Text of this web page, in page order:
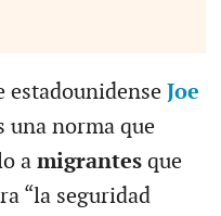
estadounidense Joe
una norma que
a migrantes que
“la seguridad